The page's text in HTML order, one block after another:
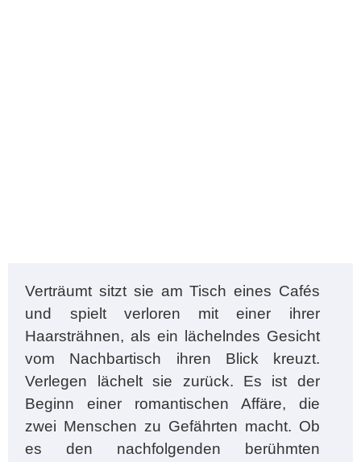
Verträumt sitzt sie am Tisch eines Cafés
und spielt verloren mit einer ihrer
Haarsträhnen, als ein lächelndes Gesicht
vom Nachbartisch ihren Blick kreuzt.
Verlegen lächelt sie zurück. Es ist der
Beginn einer romantischen Affäre, die
zwei Menschen zu Gefährten macht. Ob
es den nachfolgenden berühmten